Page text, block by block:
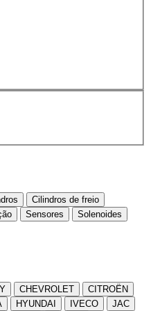
Cilindros de freio
Sensores
Solenoides
CHEVROLET
CITROËN
HYUNDAI IVECO
JAC